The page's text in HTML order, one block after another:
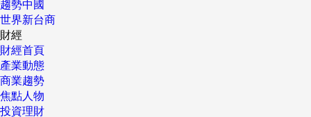
趨勢中國
世界新台商
財經
財經首頁
產業動態
商業趨勢
焦點人物
投資理財